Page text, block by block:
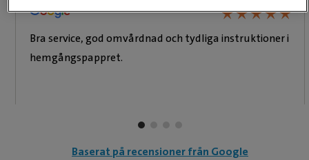
★★★★★
★★★★★
Bra service, god omvårdnad och tydliga instruktioner i
hemgångspappret.
Baserat på recensioner från Google